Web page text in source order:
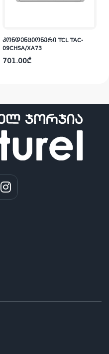
კონდენციონერი TCL TAC-
09CHSA/XA73
701.00₾